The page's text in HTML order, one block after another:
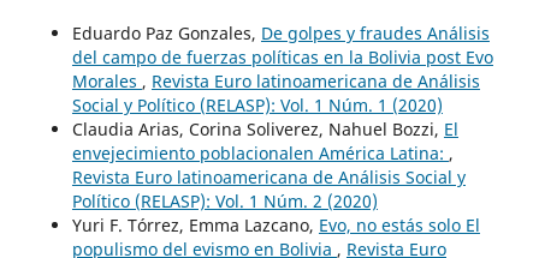
Eduardo Paz Gonzales, De golpes y fraudes Análisis
del campo de fuerzas políticas en la Bolivia post Evo
Morales , Revista Euro latinoamericana de Análisis
Social y Político (RELASP): Vol. 1 Núm. 1 (2020)
Claudia Arias, Corina Soliverez, Nahuel Bozzi, El
envejecimiento poblacionalen América Latina: ,
Revista Euro latinoamericana de Análisis Social y
Político (RELASP): Vol. 1 Núm. 2 (2020)
Yuri F. Tórrez, Emma Lazcano, Evo, no estás solo El
populismo del evismo en Bolivia , Revista Euro